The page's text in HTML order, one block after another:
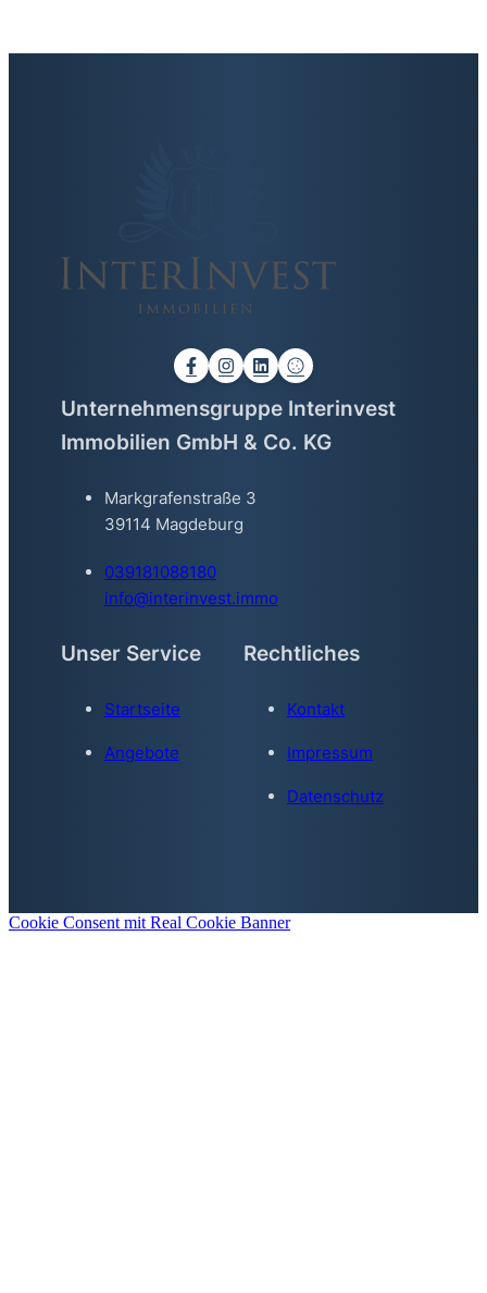
Unternehmensgruppe Interinvest
Immobilien GmbH & Co. KG
Markgrafenstraße 3
39114 Magdeburg
039181088180
info@interinvest.immo
Unser Service
Startseite
Angebote
Rechtliches
Kontakt
Impressum
Datenschutz
Cookie Consent mit Real Cookie Banner